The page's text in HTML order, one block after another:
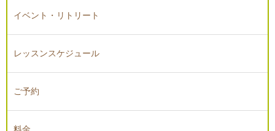
イベント・リトリート
レッスンスケジュール
ご予約
料金